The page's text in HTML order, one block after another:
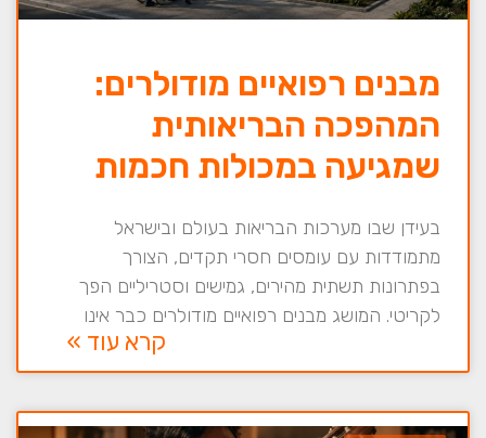
מבנים רפואיים מודולרים:
המהפכה הבריאותית
שמגיעה במכולות חכמות
בעידן שבו מערכות הבריאות בעולם ובישראל
מתמודדות עם עומסים חסרי תקדים, הצורך
בפתרונות תשתית מהירים, גמישים וסטריליים הפך
לקריטי. המושג מבנים רפואיים מודולרים כבר אינו
קרא עוד »